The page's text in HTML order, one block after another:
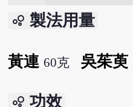
bubble_chart 製法用量
黃連 60克 吳茱萸
bubble_chart 功效